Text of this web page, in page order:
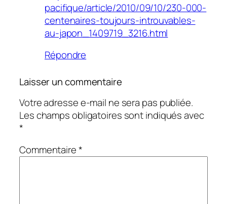
pacifique/article/2010/09/10/230-000-
centenaires-toujours-introuvables-
au-japon_1409719_3216.html
Répondre
Laisser un commentaire
Votre adresse e-mail ne sera pas publiée.
Les champs obligatoires sont indiqués avec
*
Commentaire*